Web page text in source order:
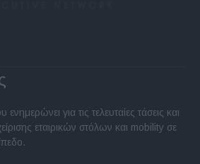
για τις τελευταίες τάσεις και
εταιρικών στόλων και mobility σε